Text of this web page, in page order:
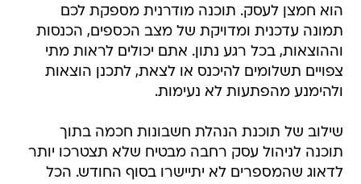
הוא חמצן לעסק. תוכנה מודרנית מספקת לכם
תמונה עדכנית ומדויקת של מצב הכספים, הכנסות
וההוצאות, בכל רגע נתון. אתם יכולים לראות מתי
צפויים תשלומים להיכנס או לצאת, לתכנן הוצאות
ולהימנע מהפתעות לא נעימות.
שילוב של תוכנת הנהלת חשבונות חכמה בתוך
תוכנה לניהול עסק רחבה מבטיח שלא תצטרכו יותר
לדאוג שהמספרים לא יתיישרו בסוף החודש. הכל